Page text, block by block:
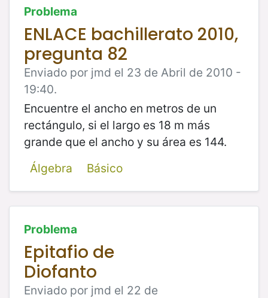
Problema
ENLACE bachillerato 2010,
pregunta 82
Enviado por jmd el 23 de Abril de 2010 -
19:40.
Encuentre el ancho en metros de un
rectángulo, si el largo es 18 m más
grande que el ancho y su área es 144.
Álgebra
Básico
Problema
Epitafio de
Diofanto
Enviado por jmd el 22 de